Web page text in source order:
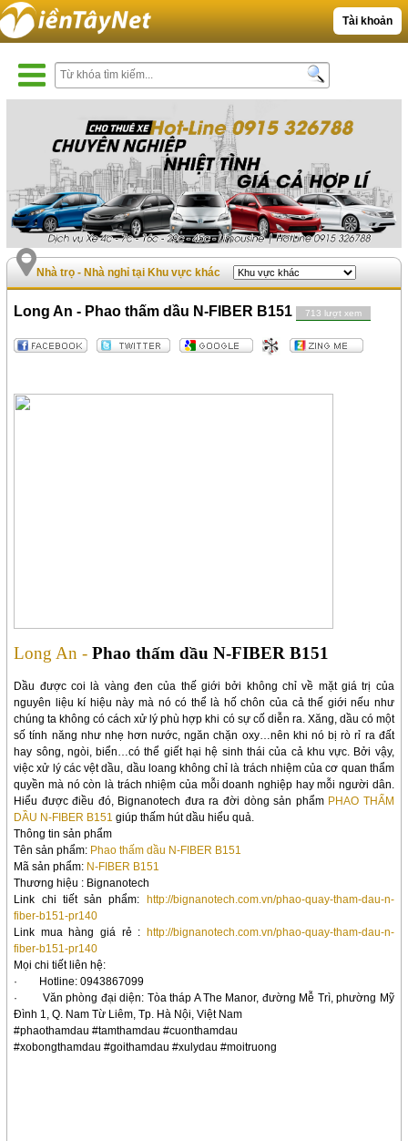
Tài khoản
Nhà trọ - Nhà nghỉ tại Khu vực khác
Long An - Phao thấm dầu N-FIBER B151 713 lượt xem
Long An -Phao thấm dầu N-FIBER B151
Dầu được coi là vàng đen của thế giới bởi không chỉ về mặt giá trị của
nguyên liệu kí hiệu này mà nó có thể là hố chôn của cả thế giới nếu như
chúng ta không có cách xử lý phù hợp khi có sự cố diễn ra. Xăng, dầu có một
số tính năng như nhẹ hơn nước, ngăn chặn oxy…nên khi nó bị rò rỉ ra đất
hay sông, ngòi, biển…có thể giết hại hệ sinh thái của cả khu vực. Bởi vậy,
việc xử lý các vệt dầu, dầu loang không chỉ là trách nhiệm của cơ quan thẩm
quyền mà nó còn là trách nhiệm của mỗi doanh nghiệp hay mỗi người dân.
Hiểu được điều đó, Bignanotech đưa ra đời dòng sản phẩm PHAO THẤM
DẦU N-FIBER B151giúp thấm hút dầu hiểu quả.
Thông tin sản phẩm
Tên sản phẩm: Phao thấm dầu N-FIBER B151
Mã sản phẩm: N-FIBER B151
Thương hiệu : Bignanotech
Link chi tiết sản phẩm: http://bignanotech.com.vn/phao-quay-tham-dau-n-
fiber-b151-pr140
Link mua hàng giá rẻ : http://bignanotech.com.vn/phao-quay-tham-dau-n-
fiber-b151-pr140
Mọi chi tiết liên hệ:
·
Hotline: 0943867099
·
Văn phòng đại diện: Tòa tháp A The Manor, đường Mễ Trì, phường Mỹ
Đình 1, Q. Nam Từ Liêm, Tp. Hà Nội, Việt Nam
#phaothamdau #tamthamdau #cuonthamdau
#xobongthamdau #goithamdau #xulydau #moitruong